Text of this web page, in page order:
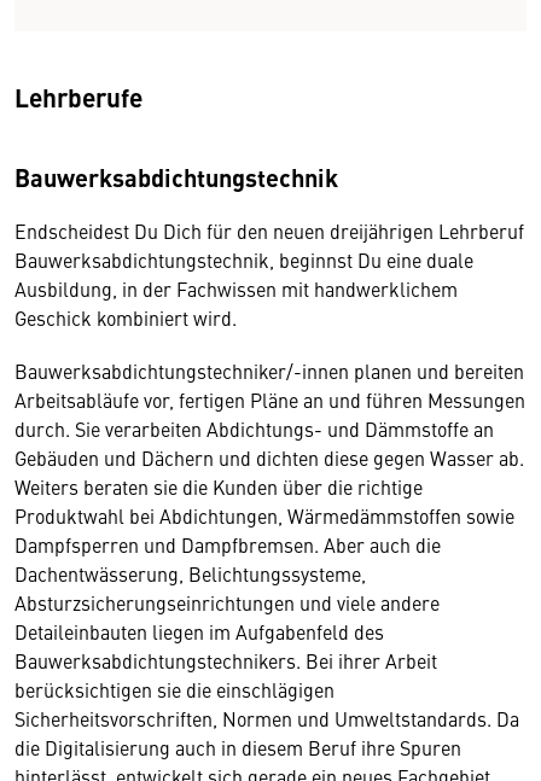
Lehrberufe
Bauwerksabdichtungstechnik
Endscheidest Du Dich für den neuen dreijährigen Lehrberuf
Bauwerksabdichtungstechnik, beginnst Du eine duale
Ausbildung, in der Fachwissen mit handwerklichem
Geschick kombiniert wird.
Bauwerksabdichtungstechniker/-innen planen und bereiten
Arbeitsabläufe vor, fertigen Pläne an und führen Messungen
durch. Sie verarbeiten Abdichtungs- und Dämmstoffe an
Gebäuden und Dächern und dichten diese gegen Wasser ab.
Weiters beraten sie die Kunden über die richtige
Produktwahl bei Abdichtungen, Wärmedämmstoffen sowie
Dampfsperren und Dampfbremsen. Aber auch die
Dachentwässerung, Belichtungssysteme,
Absturzsicherungseinrichtungen und viele andere
Detaileinbauten liegen im Aufgabenfeld des
Bauwerksabdichtungstechnikers. Bei ihrer Arbeit
berücksichtigen sie die einschlägigen
Sicherheitsvorschriften, Normen und Umweltstandards. Da
die Digitalisierung auch in diesem Beruf ihre Spuren